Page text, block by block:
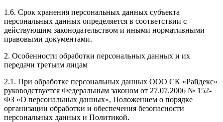
1.6. Срок хранения персональных данных субъекта
персональных данных определяется в соответствии с
действующим законодательством и иными нормативными
правовыми документами.
2. Особенности обработки персональных данных и их
передачи третьим лицам
2.1. При обработке персональных данных ООО СК «Райдекс»
руководствуется Федеральным законом от 27.07.2006 № 152-
ФЗ «О персональных данных», Положением о порядке
организации обработки и обеспечения безопасности
персональных данных и Политикой.